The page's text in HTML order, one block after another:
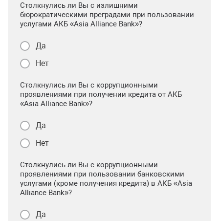
Столкнулись ли Вы с излишними
бюрократическими преградами при пользовании
услугами АКБ «Asia Alliance Bank»?
Да
Нет
Столкнулись ли Вы с коррупционными
проявлениями при получении кредита от АКБ
«Asia Alliance Bank»?
Да
Нет
Столкнулись ли Вы с коррупционными
проявлениями при пользовании банковскими
услугами (кроме получения кредита) в АКБ «Asia
Alliance Bank»?
Да